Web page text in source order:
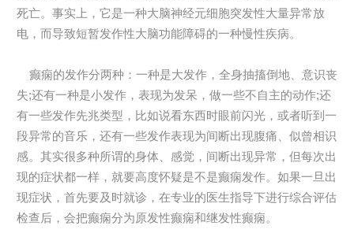
死亡。事实上，它是一种大脑神经元细胞突发性大量异常放
电，而导致短暂发作性大脑功能障碍的一种慢性疾病。
癫痫的发作分两种：一种是大发作，全身抽搐倒地、意识丧
失;还有一种是小发作，表现为发呆，做一些不自主的动作;还
有一些发作先兆类型，比如说看东西时眼前闪光，或者听到一
段异常的音乐，还有一些发作表现为间断出现腹痛、似曾相识
感。其实很多种所谓的身体、感觉，间断出现异常，但每次出
现的症状都一样，就要高度怀疑是不是癫痫发作。如果一旦出
现症状，首先要及时就诊，在专业的医生指导下进行综合评估
检查后，会把癫痫分为原发性癫痫和继发性癫痫。